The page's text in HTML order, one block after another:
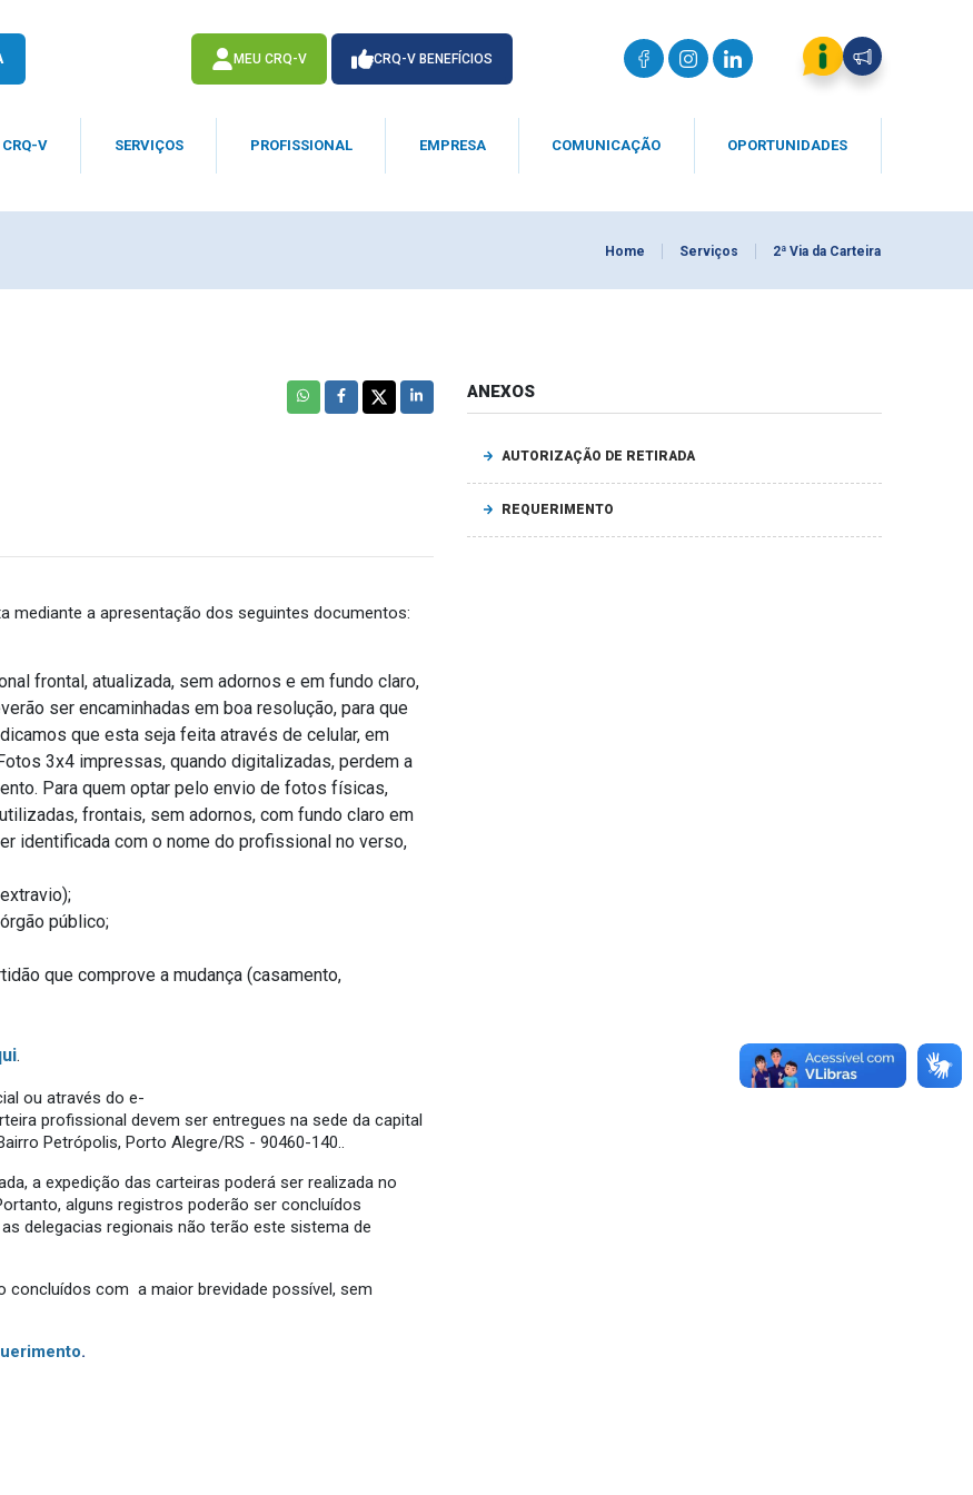
MEU CRQ-V CRQ-V BENEFÍCIOS
CRQ-V SERVIÇOS PROFISSIONAL EMPRESA COMUNICAÇÃO OPORTUNIDADES
Home Serviços 2ª Via da Carteira
mediante a apresentação dos seguintes documentos:
frontal, atualizada, sem adornos e em fundo claro,
ser encaminhadas em boa resolução, para que
que esta seja feita através de celular, em
3x4 impressas, quando digitalizadas, perdem a
Para quem optar pelo envio de fotos físicas,
frontais, sem adornos, com fundo claro em
identificada com o nome do profissional no verso,
público;
que comprove a mudança (casamento,
.
ou através do e-
profissional devem ser entregues na sede da capital
Petrópolis, Porto Alegre/RS - 90460-140..
a expedição das carteiras poderá ser realizada no
alguns registros poderão ser concluídos
delegacias regionais não terão este sistema de
concluídos com a maior brevidade possível, sem
.
ANEXOS
AUTORIZAÇÃO DE RETIRADA
REQUERIMENTO